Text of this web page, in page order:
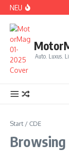
Zum Inhalt springen
NEU
Auto. Luxus.
Start / CDE
Browsing